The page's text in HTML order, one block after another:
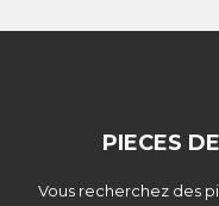
PIECES
Vous recherchez des